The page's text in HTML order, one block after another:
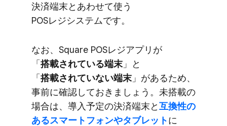
決済端末と​あわせて​使う​
POSレジシステムです。
な​お、​Square POSレジアプリが​
「搭載されている​端末 」と​
「搭載されていない​端末 」が​ある​ため、​
事前に​確認して​おきましょう。​未搭載の​
場合は、​導入予定の​決済端末と​互換性の​
ある​スマートフォンや​タブレットに​